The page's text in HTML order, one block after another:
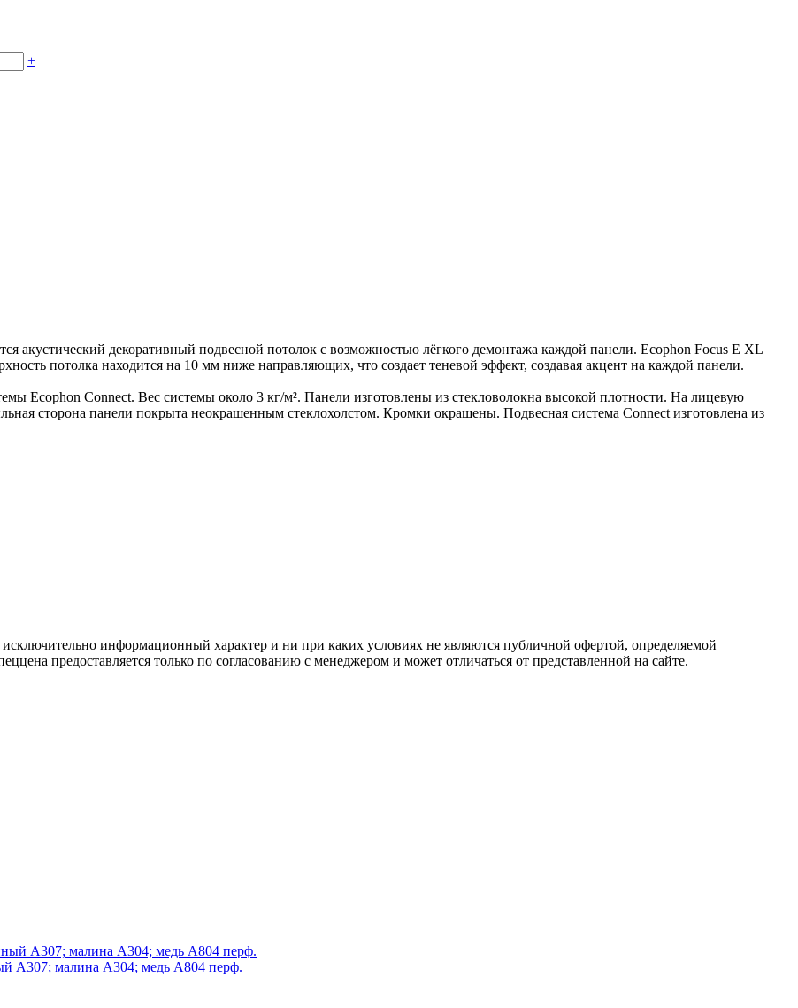
+
акустический декоративный подвесной потолок с возможностью лёгкого демонтажа каждой панели. Ecophon Focus E XL
потолка находится на 10 мм ниже направляющих, что создает теневой эффект, создавая акцент на каждой панели.
Ecophon Connect. Вес системы около 3 кг/м². Панели изготовлены из стекловолокна высокой плотности. На лицевую
сторона панели покрыта неокрашенным стеклохолстом. Кромки окрашены. Подвесная система Connect изготовлена из
информационный характер и ни при каких условиях не являются публичной офертой, определяемой
предоставляется только по согласованию с менеджером и может отличаться от представленной на сайте.
А307; малина А304; медь А804 перф.